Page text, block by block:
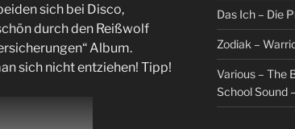
sich bei Disco,
durch den Reißwolf
Album.
sich nicht entziehen! Tipp!
Das Ich – Die
Zodiak –
Various – The
School Sound